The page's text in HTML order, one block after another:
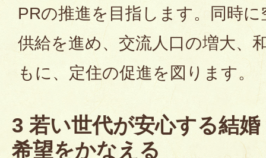
PRの推進を目指します。同時
供給を進め、交流人口の増大、
もに、定住の促進を図ります。
3 若い世代が安心する結
希望をかなえる